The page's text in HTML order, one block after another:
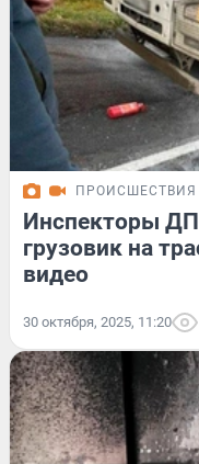
ПРОИСШЕСТВИЯ
Инспекторы
грузовик на
видео
30 октября, 2025, 11:20